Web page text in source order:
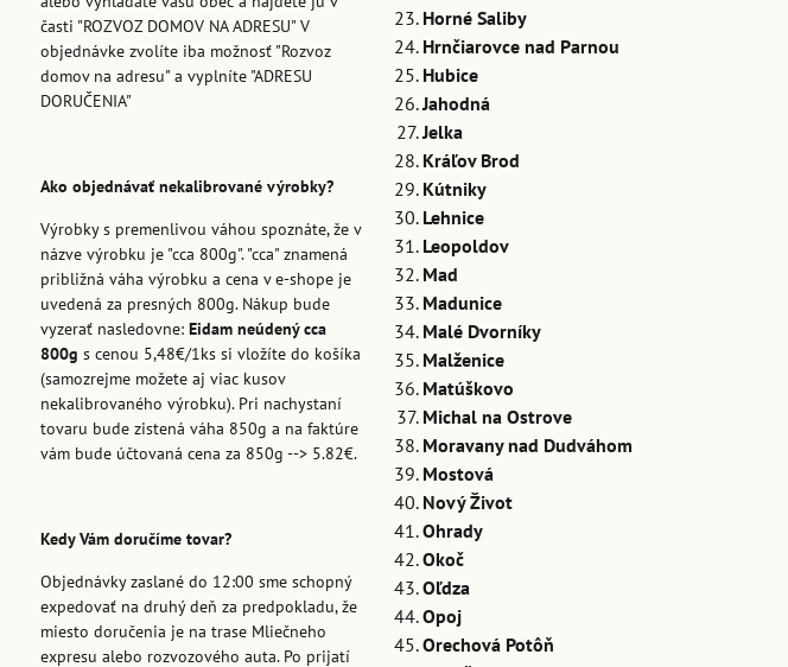
Horné Saliby
Hrnčiarovce nad Parnou
Hubice
Jahodná
Jelka
Kráľov Brod
Kútniky
Lehnice
Leopoldov
Mad
Madunice
Malé Dvorníky
Malženice
Matúškovo
Michal na Ostrove
Moravany nad Dudváhom
Mostová
Nový Život
Ohrady
Okoč
Oľdza
Opoj
Orechová Potôň
časti "ROZVOZ DOMOV NA ADRESU" V
objednávke zvolíte iba možnosť "Rozvoz
domov na adresu" a vyplníte "ADRESU
DORUČENIA"
Ako objednávať nekalibrované výrobky?
Výrobky s premenlivou váhou spoznáte, že v
názve výrobku je "cca 800g". "cca" znamená
približná váha výrobku a cena v e-shope je
uvedená za presných 800g. Nákup bude
vyzerať nasledovne: Eidam neúdený cca
800g s cenou 5,48€/1ks si vložíte do košíka
(samozrejme možete aj viac kusov
nekalibrovaného výrobku). Pri nachystaní
tovaru bude zistená váha 850g a na faktúre
vám bude účtovaná cena za 850g --> 5.82€.
Kedy Vám doručíme tovar?
Objednávky zaslané do 12:00 sme schopný
expedovať na druhý deň za predpokladu, že
miesto doručenia je na trase Mliečneho
expresu alebo rozvozového auta. Po prijatí